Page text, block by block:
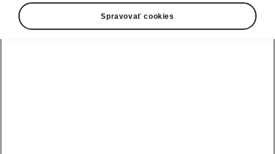
Spravovať cookies